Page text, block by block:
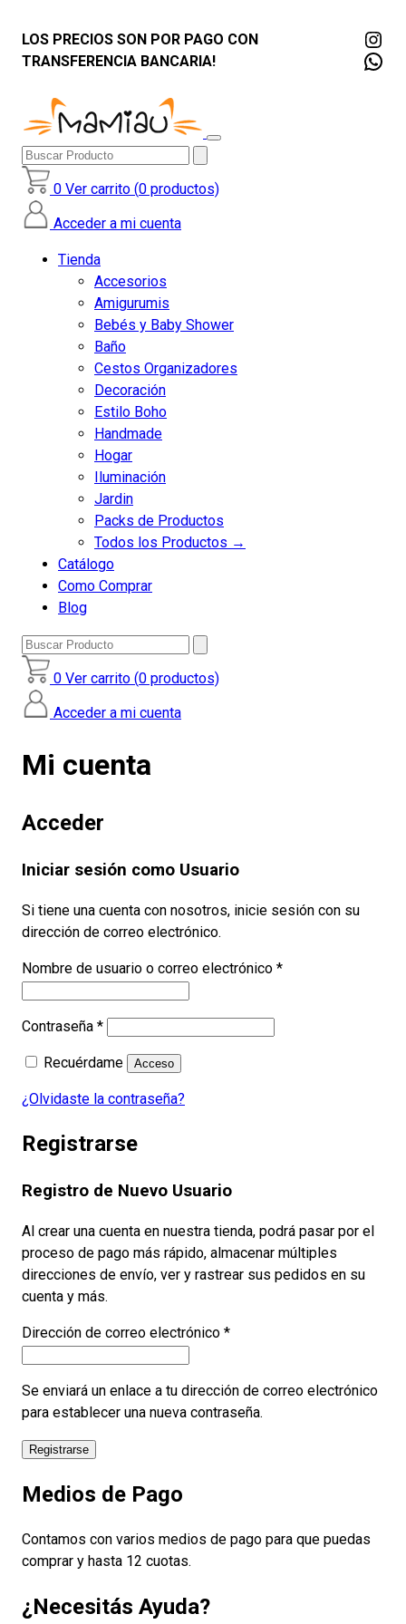
LOS PRECIOS SON POR PAGO CON
TRANSFERENCIA BANCARIA!
Buscar
Producto
0 Ver carrito (0 productos)
Acceder a mi cuenta
Tienda
Accesorios
Amigurumis
Bebés y Baby Shower
Baño
Cestos Organizadores
Decoración
Estilo Boho
Handmade
Hogar
Iluminación
Jardin
Packs de Productos
Todos los Productos →
Catálogo
Como Comprar
Blog
Buscar
Producto
0 Ver carrito (0 productos)
Acceder a mi cuenta
Mi cuenta
Acceder
Iniciar sesión como Usuario
Si tiene una cuenta con nosotros, inicie sesión con su
dirección de correo electrónico.
Nombre de usuario o correo electrónico *Obligatorio
Contraseña *Obligatorio
Recuérdame Acceso
¿Olvidaste la contraseña?
Registrarse
Registro de Nuevo Usuario
Al crear una cuenta en nuestra tienda, podrá pasar por el
proceso de pago más rápido, almacenar múltiples
direcciones de envío, ver y rastrear sus pedidos en su
cuenta y más.
Dirección de correo electrónico *Obligatorio
Se enviará un enlace a tu dirección de correo electrónico
para establecer una nueva contraseña.
Registrarse
Medios de Pago
Contamos con varios medios de pago para que puedas
comprar y hasta 12 cuotas.
¿Necesitás Ayuda?